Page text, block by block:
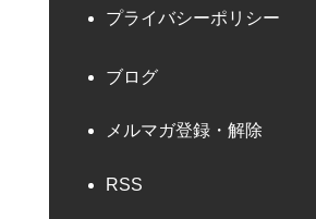
プライバシーポリシー
ブログ
メルマガ登録・解除
RSS